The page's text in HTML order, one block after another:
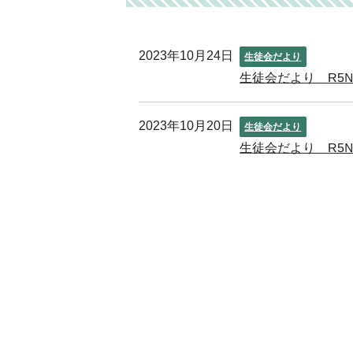
2023年10月24日 生徒会だより
生徒会だより
2023年10月20日 生徒会だより
生徒会だより